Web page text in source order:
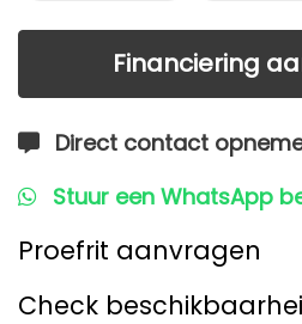
Financiering
Direct contact
Stuur een WhatsApp
Proefrit aanvragen
Check